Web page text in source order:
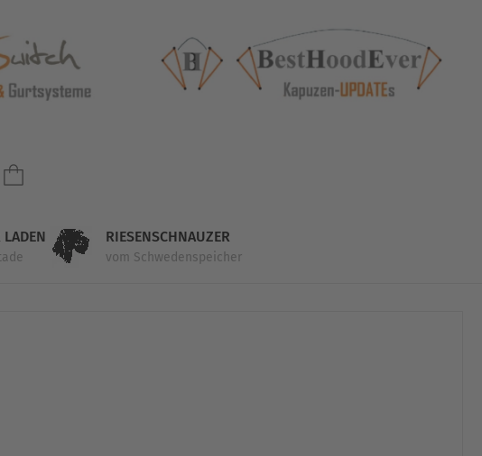
LADEN RIESENSCHNAUZER
vom Schwedenspeicher